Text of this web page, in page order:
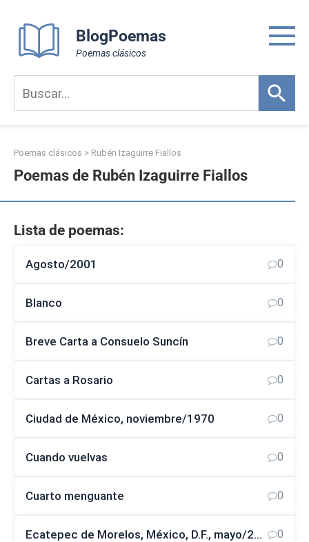
content
BlogPoemas
Poemas clásicos
Poemas clásicos > Rubén Izaguirre Fiallos
Poemas de Rubén Izaguirre Fiallos
Lista de poemas:
Agosto/2001 0
Blanco 0
Breve Carta a Consuelo Suncín 0
Cartas a Rosario 0
Ciudad de México, noviembre/1970 0
Cuando vuelvas 0
Cuarto menguante 0
Ecatepec de Morelos, México, D.F., mayo/2002 0